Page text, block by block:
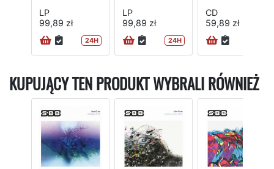
LP
99,89 zł
24H
LP
99,89 zł
24H
CD
59,89 zł
KUPUJĄCY TEN PRODUKT WYBRALI RÓWNIEŻ